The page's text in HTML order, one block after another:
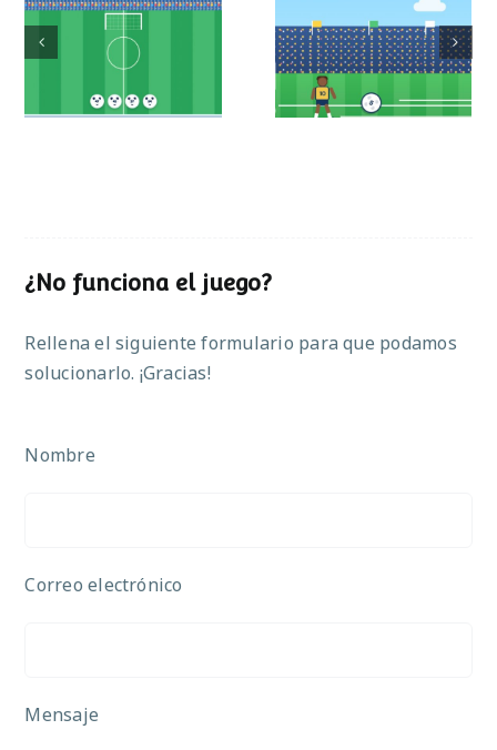
Mundial de
operaciones
Partido de sumas
¿No funciona el juego?
Rellena el siguiente formulario para que podamos
solucionarlo. ¡Gracias!
Nombre
Correo electrónico
Mensaje